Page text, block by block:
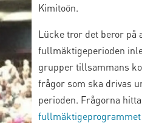
Kimitoön.
Lücke tror det beror på
fullmäktigeperioden
grupper tillsammans
frågor som ska drivas
perioden. Frågorna
fullmäktigeprogrammet